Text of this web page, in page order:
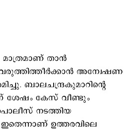
താൻ
അന്വേഷണ
ബാലചന്ദ്രകുമാറിന്റെ
ശേഷം കേസ് വീണ്ടും
നടത്തിയ
ഉത്തരവിലെ